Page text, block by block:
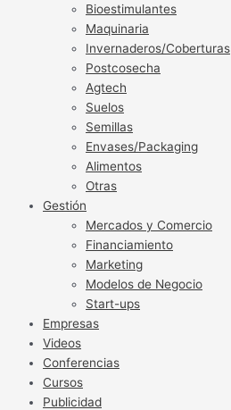
Bioestimulantes
Maquinaria
Invernaderos/Coberturas
Postcosecha
Agtech
Suelos
Semillas
Envases/Packaging
Alimentos
Otras
Gestión
Mercados y Comercio
Financiamiento
Marketing
Modelos de Negocio
Start-ups
Empresas
Videos
Conferencias
Cursos
Publicidad